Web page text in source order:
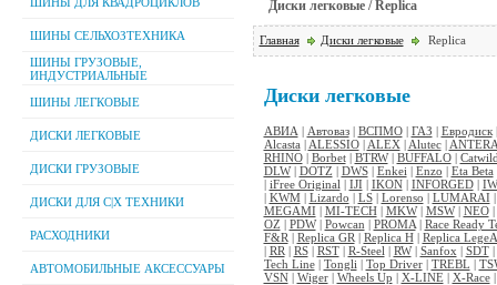
ШИНЫ СЕЛЬХОЗТЕХНИКА
ШИНЫ ГРУЗОВЫЕ,
ИНДУСТРИАЛЬНЫЕ
ШИНЫ ЛЕГКОВЫЕ
ДИСКИ ЛЕГКОВЫЕ
ДИСКИ ГРУЗОВЫЕ
ДИСКИ ДЛЯ C|Х ТЕХНИКИ
РАСХОДНИКИ
АВТОМОБИЛЬНЫЕ АКСЕССУАРЫ
Диски легковые / Replica
Главная Диски легковые Replica
Диски легковые
АВИА | Автоваз| ВСПМО| ГАЗ | Евродиск
Alcasta | ALESSIO| ALEX | Alutec| ANTERA
RHINO| Borbet| BTRW| BUFFALO|
DLW| DOTZ | DWS| Enkei | Enzo | Eta Beta
| iFree Original | IJI | IKON| INFORGED|
| KWM| Lizardo | LS| Lorenso | LUMARAI
MEGAMI | MI-TECH| MKW| MSW| NEO|
OZ | PDW| Powcan | PROMA| Race Ready
F&R | Replica GR | Replica H| Replica
| RR | RS| RST| R-Steel | RW| Sanfox | SDT|
Tech Line| Tongli | Top Driver| TREBL |
VSN| Wiger| Wheels Up | X-LINE| X-Race